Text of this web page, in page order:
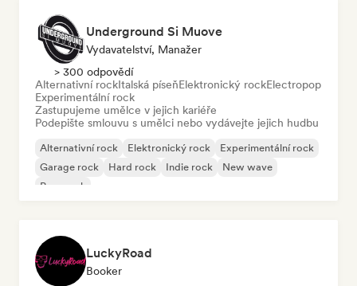
Underground Si Muove
Vydavatelství, Manažer
> 300 odpovědí
Alternativní rockItalská píseňElektronický rockElectropop
Experimentální rock
Zastupujeme umělce v jejich kariéře
Podepište smlouvu s umělci nebo vydávejte jejich hudbu
Alternativní rock Elektronický rock
Experimentální rock
Garage rock
Hard rock Indie rock
New wave
Pop-punk
LuckyRoad
Booker